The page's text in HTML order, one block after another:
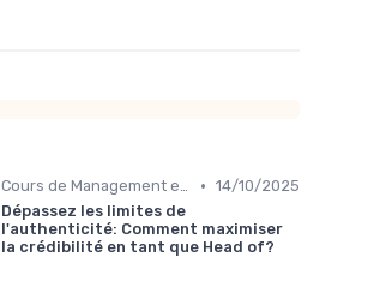
Cours de Management et Leadership • 14/10/2025
Dépassez les limites de
l'authenticité: Comment maximiser
la crédibilité en tant que Head of?